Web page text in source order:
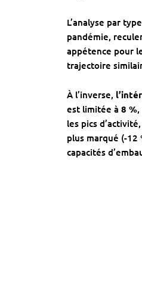
L’analyse par
pandémie,
appétence pour
trajectoire
À l’inverse,
est limitée à 8 %
les pics
plus marqué (-12
capacités